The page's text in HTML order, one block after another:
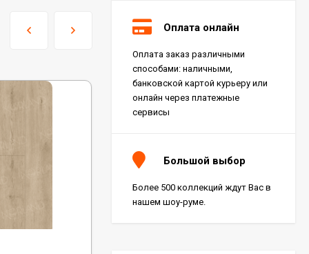
Оплата онлайн
Оплата заказ различными
способами: наличными,
банковской картой курьеру или
онлайн через платежные
сервисы
Большой выбор
Более 500 коллекций ждут Вас в
нашем шоу-руме.
Керамогранит Italon
Charme Extra Silver Ret
60x120, 610010001196
Charme Evo Imperiale
Ret 60x120,